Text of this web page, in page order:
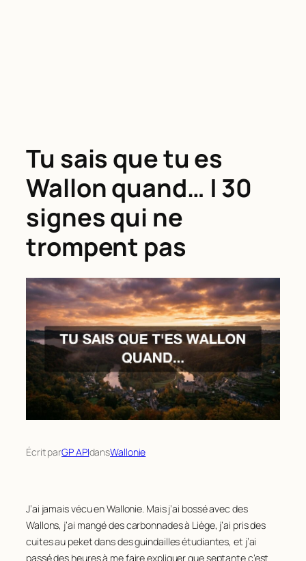
Tu sais que tu es
Wallon quand… | 30
signes qui ne
trompent pas
Écrit parGP APIdansWallonie
J’ai jamais vécu en Wallonie. Mais j’ai bossé avec des
Wallons, j’ai mangé des carbonnades à Liège, j’ai pris des
cuites au peket dans des guindailles étudiantes, et j’ai
passé des heures à me faire expliquer que septante c’est